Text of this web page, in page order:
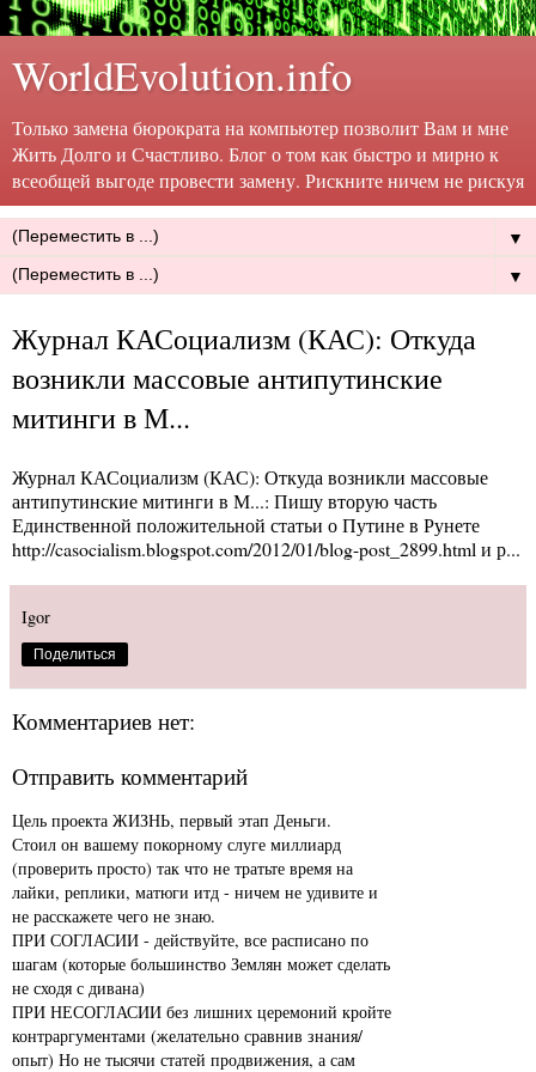
WorldEvolution.info
Только замена бюрократа на компьютер позволит Вам и мне
Жить Долго и Счастливо. Блог о том как быстро и мирно к
всеобщей выгоде провести замену. Рискните ничем не рискуя
▼
▼
Журнал КАСоциализм (КАС): Откуда
возникли массовые антипутинские
митинги в М...
Журнал КАСоциализм (КАС): Откуда возникли массовые
антипутинские митинги в М...: Пишу вторую часть
Единственной положительной статьи о Путине в Рунете
http://casocialism.blogspot.com/2012/01/blog-post_2899.html и р...
Igor
Поделиться
Комментариев нет:
Отправить комментарий
Цель проекта ЖИЗНЬ, первый этап Деньги.
Стоил он вашему покорному слуге миллиард
(проверить просто) так что не тратьте время на
лайки, реплики, матюги итд - ничем не удивите и
не расскажете чего не знаю.
ПРИ СОГЛАСИИ - действуйте, все расписано по
шагам (которые большинство Землян может сделать
не сходя с дивана)
ПРИ НЕСОГЛАСИИ без лишних церемоний кройте
контраргументами (желательно сравнив знания/
опыт) Но не тысячи статей продвижения, а сам